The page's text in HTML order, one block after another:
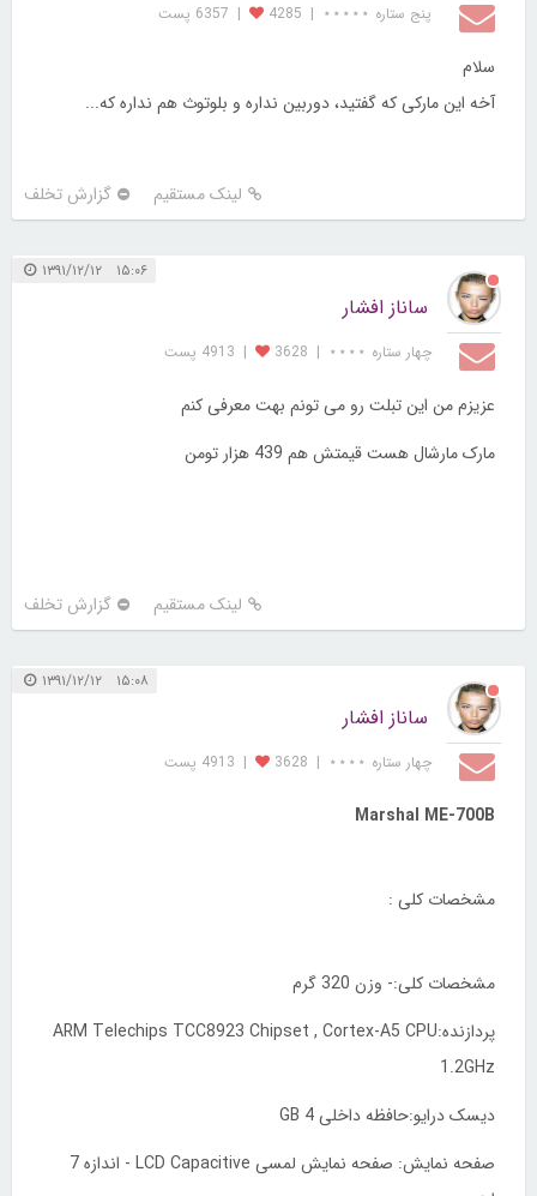
پنج ستاره ⋆⋆⋆⋆⋆ |
4285
| 6357 پست
سلام
آخه این مارکی که گفتید، دوربین نداره و بلوتوث هم نداره که...
لینک مستقیم گزارش تخلف
۱۵:۰۶ ۱۳۹۱/۱۲/۱۲
ساناز افشار
چهار ستاره ⋆⋆⋆⋆ |
3628
| 4913 پست
عزیزم من این تبلت رو می تونم بهت معرفی کنم
مارک مارشال هست قیمتش هم 439 هزار تومن
لینک مستقیم گزارش تخلف
۱۵:۰۸ ۱۳۹۱/۱۲/۱۲
ساناز افشار
چهار ستاره ⋆⋆⋆⋆ |
3628
| 4913 پست
Marshal ME-700B
مشخصات کلی :
مشخصات کلی:- وزن 320 گرم
پردازنده:ARM Telechips TCC8923 Chipset , Cortex-A5 CPU
1.2GHz
دیسک درایو:حافظه داخلی 4 GB
صفحه نمایش: صفحه نمایش لمسی LCD Capacitive - اندازه 7